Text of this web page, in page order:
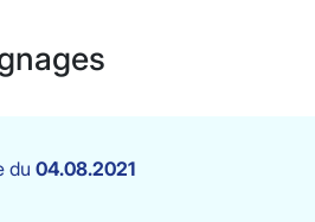
du 04.08.2021